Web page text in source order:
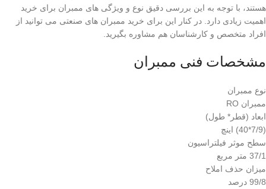
هستند، با توجه به این بررسی دقیق نوع و ویژگی های ممبران برای خرید
اهمیت زیادی دارد. در کنار این برای خرید ممبران های صنعتی می توانید از
افراد متخصص و کارشناسان هم مشاوره بگیرید.
مشخصات فنی ممبران
نوع ممبران
ممبران RO
ابعاد (قطر* طول)
(7/9*40) اینچ
سطح موثر فیلتراسیون
37/1 متر مربع
میزان حذف املاح
99/8 درصد